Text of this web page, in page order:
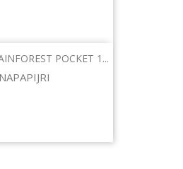
POCKET 1...
NAPAPIJRI